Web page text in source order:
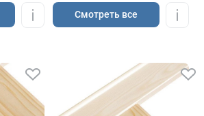
Cмотреть все